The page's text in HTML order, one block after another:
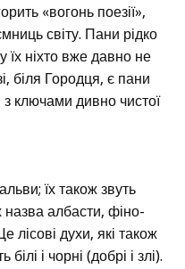
«вогонь поезії»,
світу. Пани рідко
їх ніхто вже давно не
біля Городця, є пани
ключами дивно чистої
їх також звуть
назва албасти, фіно-
лісові духи, які також
і чорні (добрі і злі).